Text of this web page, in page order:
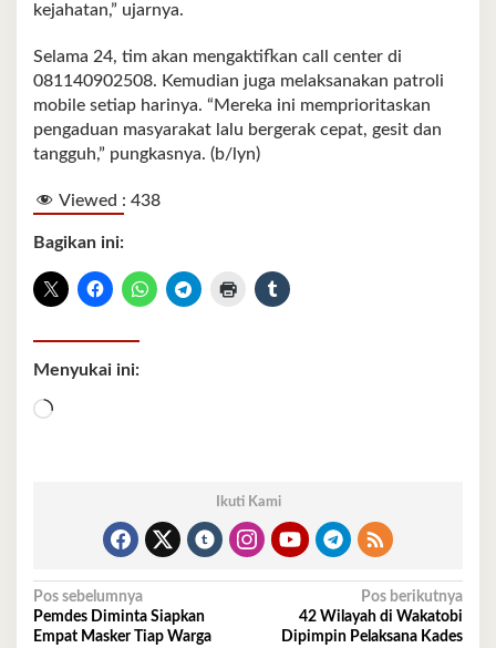
kejahatan,” ujarnya.
Selama 24, tim akan mengaktifkan call center di
081140902508. Kemudian juga melaksanakan patroli
mobile setiap harinya. “Mereka ini memprioritaskan
pengaduan masyarakat lalu bergerak cepat, gesit dan
tangguh,” pungkasnya. (b/lyn)
Viewed : 438
Bagikan ini:
Menyukai ini:
Memuat...
Ikuti Kami
Navigasi
pos
Pos sebelumnya
Pemdes Diminta Siapkan
Empat Masker Tiap Warga
Pos berikutnya
42 Wilayah di Wakatobi
Dipimpin Pelaksana Kades